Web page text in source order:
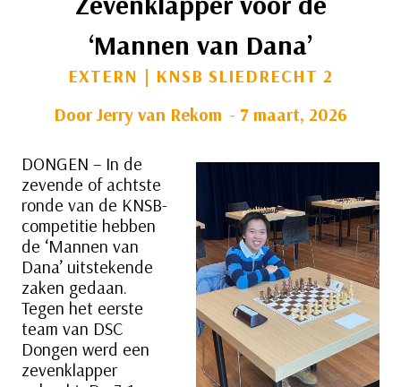
‘Mannen van Dana’
EXTERN | KNSB SLIEDRECHT 2
DoorJerry van Rekom 7 maart, 2026
DONGEN – In de
zevende of achtste
ronde van de KNSB-
competitie hebben
de ‘Mannen van
Dana’ uitstekende
zaken gedaan.
Tegen het eerste
team van DSC
Dongen werd een
zevenklapper